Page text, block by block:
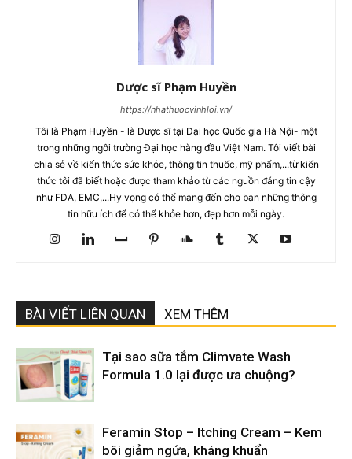
Dược sĩ Phạm Huyền
https://nhathuocvinhloi.vn/
Tôi là Phạm Huyền - là Dược sĩ tại Đại học Quốc gia Hà Nội- một
trong những ngôi trường Đại học hàng đầu Việt Nam. Tôi viết bài
chia sẻ về kiến thức sức khỏe, thông tin thuốc, mỹ phẩm,...từ kiến
thức tôi đã biết hoặc được tham khảo từ các nguồn đáng tin cậy
như FDA, EMC,...Hy vọng có thể mang đến cho bạn những thông
tin hữu ích để có thể khỏe hơn, đẹp hơn mỗi ngày.
BÀI VIẾT LIÊN QUAN XEM THÊM
Tại sao sữa tắm Climvate Wash
Formula 1.0 lại được ưa chuộng?
Feramin Stop – Itching Cream – Kem
bôi giảm ngứa, kháng khuẩn